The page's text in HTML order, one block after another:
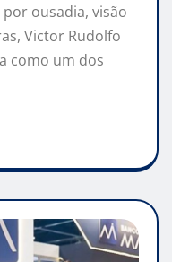
ousadia, visão
Victor Rudolfo
como um dos